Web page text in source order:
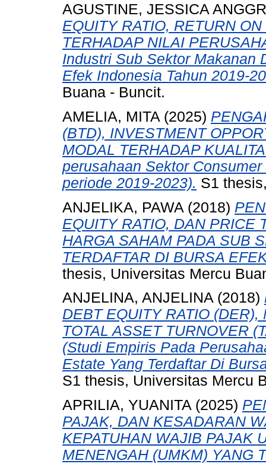
AGUSTINE, JESSICA
EQUITY RATIO, RETURN
TERHADAP NILAI
Industri Sub Sektor Makanan
Efek Indonesia Tahun 2019-
Buana - Buncit.
AMELIA, MITA (2025)
(BTD), INVESTMENT
MODAL TERHADAP
perusahaan Sektor
periode 2019-2023). S1
ANJELIKA, PAWA (2018)
EQUITY RATIO, DAN PRICE
HARGA SAHAM PADA SUB
TERDAFTAR DI BURSA
thesis, Universitas Mercu
ANJELINA, ANJELINA (2018)
DEBT EQUITY RATIO
TOTAL ASSET TURNOVER
(Studi Empiris Pada
Estate Yang Terdaftar Di
S1 thesis, Universitas Mercu
APRILIA, YUANITA (2025)
PAJAK, DAN KESADARAN
KEPATUHAN WAJIB PAJAK
MENENGAH (UMKM) YANG